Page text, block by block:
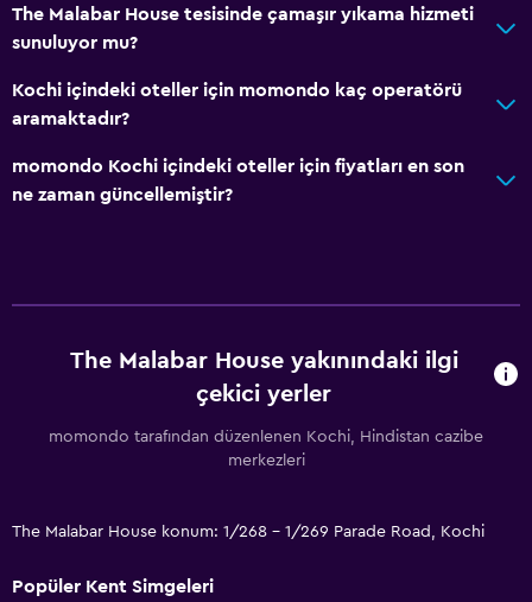
The Malabar House tesisinde çamaşır yıkama hizmeti
sunuluyor mu?
Kochi içindeki oteller için momondo kaç operatörü
aramaktadır?
momondo Kochi içindeki oteller için fiyatları en son
ne zaman güncellemiştir?
The Malabar House yakınındaki ilgi
çekici yerler
momondo tarafından düzenlenen Kochi, Hindistan cazibe
merkezleri
The Malabar House konum: 1/268 - 1/269 Parade Road, Kochi
Popüler Kent Simgeleri